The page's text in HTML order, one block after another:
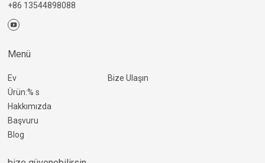
+86 13544898088
Menü
Ev
Ürün:% s
Hakkımızda
Başvuru
Blog
Bize Ulaşın